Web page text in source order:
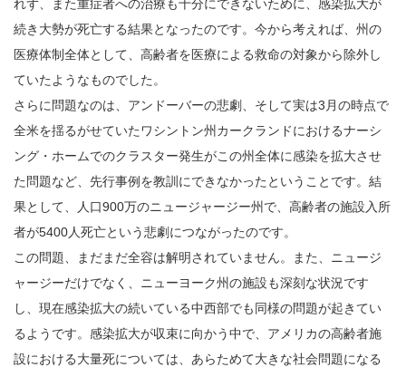
れず、また重症者への治療も十分にできないために、感染拡大が
続き大勢が死亡する結果となったのです。今から考えれば、州の
医療体制全体として、高齢者を医療による救命の対象から除外し
ていたようなものでした。
さらに問題なのは、アンドーバーの悲劇、そして実は3月の時点で
全米を揺るがせていたワシントン州カークランドにおけるナーシ
ング・ホームでのクラスター発生がこの州全体に感染を拡大させ
た問題など、先行事例を教訓にできなかったということです。結
果として、人口900万のニュージャージー州で、高齢者の施設入所
者が5400人死亡という悲劇につながったのです。
この問題、まだまだ全容は解明されていません。また、ニュージ
ャージーだけでなく、ニューヨーク州の施設も深刻な状況です
し、現在感染拡大の続いている中西部でも同様の問題が起きてい
るようです。感染拡大が収束に向かう中で、アメリカの高齢者施
設における大量死については、あらためて大きな社会問題になる